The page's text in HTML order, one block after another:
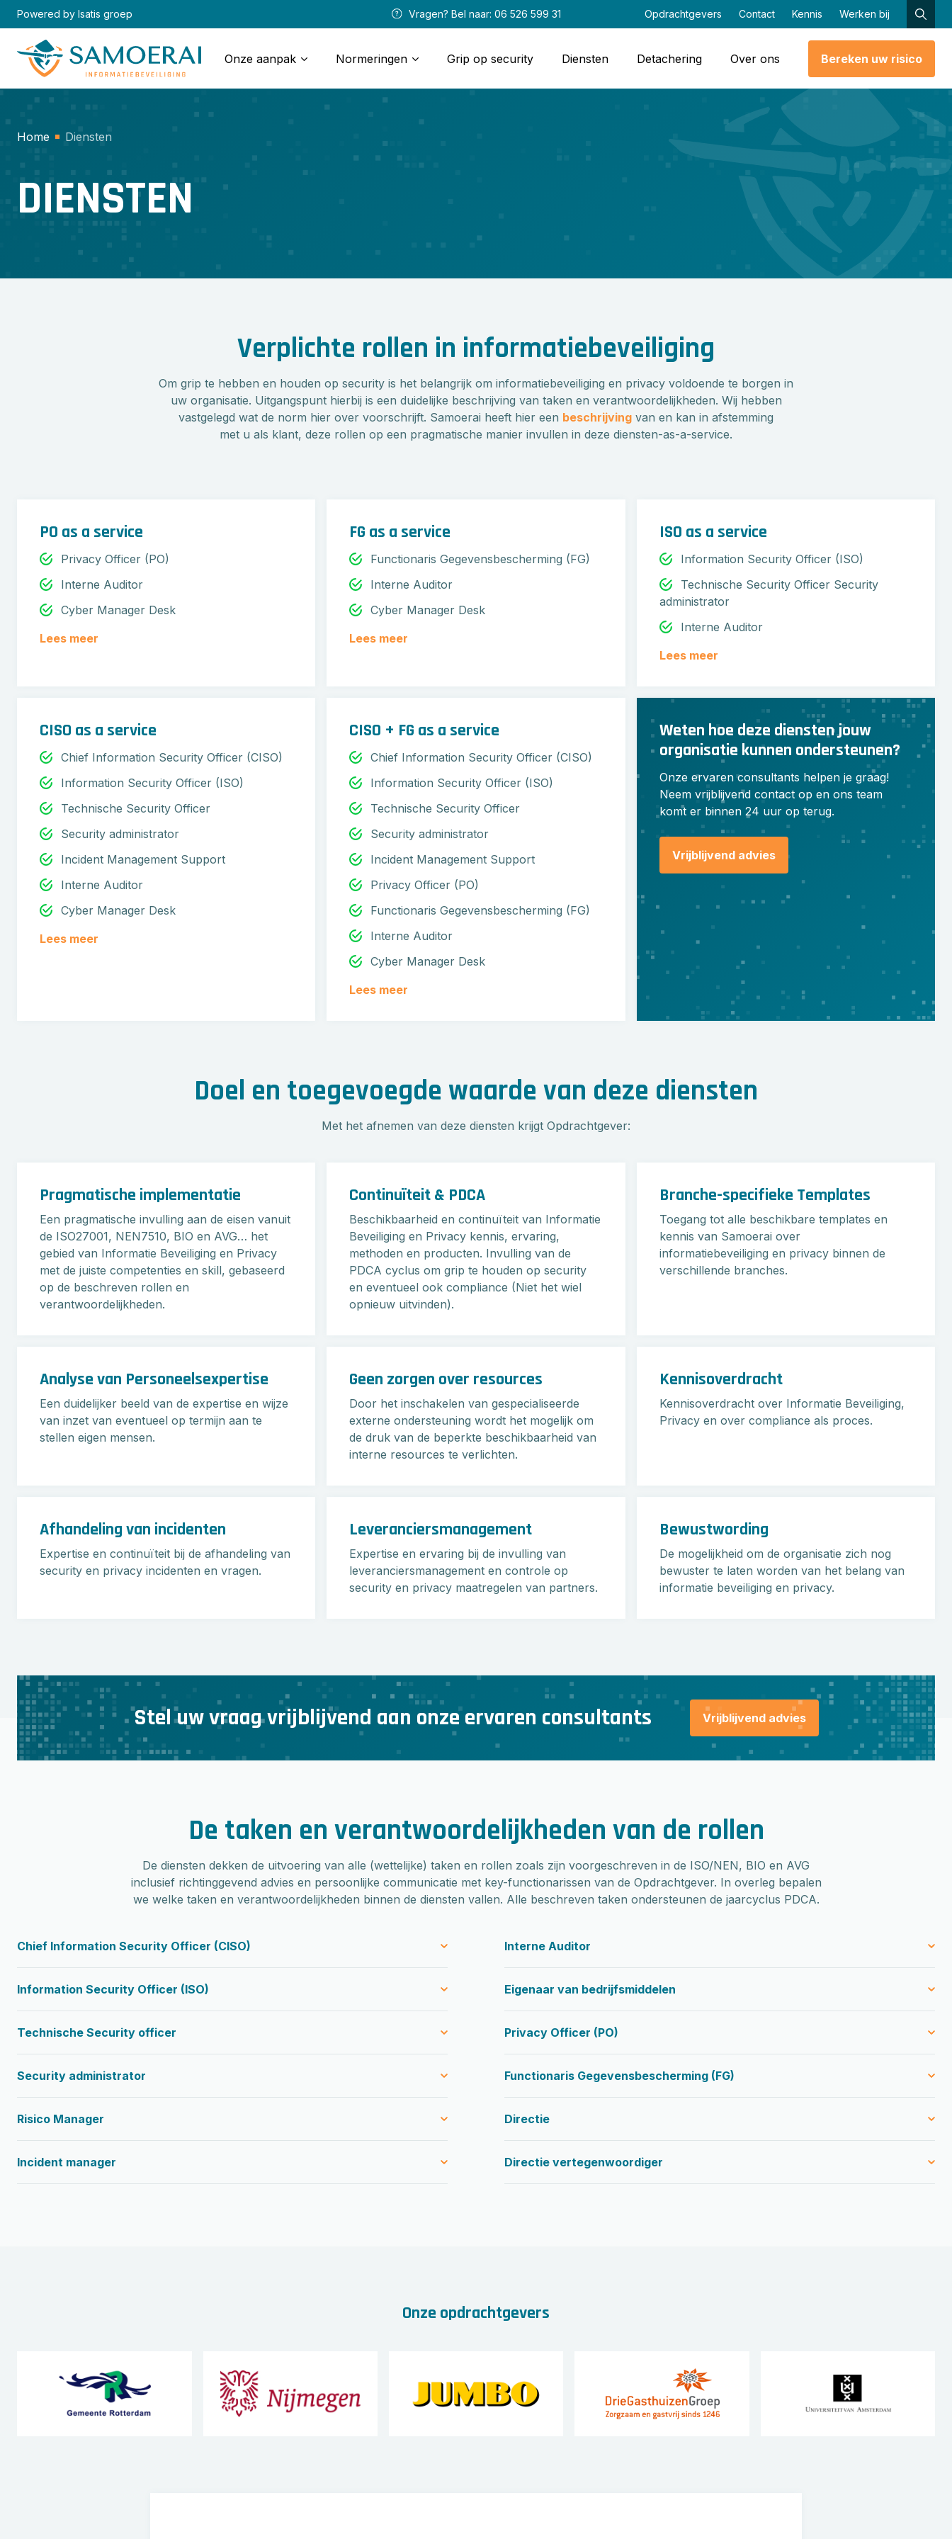
Skip
to
content
Powered by Isatis groep Vragen? Bel naar: 06 526 599 31 Opdrachtgevers Contact Kennis Werken bij
Onze aanpak Normeringen Grip op security Diensten Detachering Over ons Bereken uw risico
Home Diensten
DIENSTEN
Verplichte rollen in informatiebeveiliging
Om grip te hebben en houden op security is het belangrijk om informatiebeveiliging en privacy voldoende te borgen in
uw organisatie. Uitgangspunt hierbij is een duidelijke beschrijving van taken en verantwoordelijkheden. Wij hebben
vastgelegd wat de norm hier over voorschrijft. Samoerai heeft hier een beschrijving van en kan in afstemming
met u als klant, deze rollen op een pragmatische manier invullen in deze diensten-as-a-service.
PO as a service
Privacy Officer (PO)
Interne Auditor
Cyber Manager Desk
Lees meer
FG as a service
Functionaris Gegevensbescherming (FG)
Interne Auditor
Cyber Manager Desk
Lees meer
ISO as a service
Information Security Officer (ISO)
Technische Security Officer Security
administrator
Interne Auditor
Lees meer
CISO as a service
Chief Information Security Officer (CISO)
Information Security Officer (ISO)
Technische Security Officer
Security administrator
Incident Management Support
Interne Auditor
Cyber Manager Desk
Lees meer
CISO + FG as a service
Chief Information Security Officer (CISO)
Information Security Officer (ISO)
Technische Security Officer
Security administrator
Incident Management Support
Privacy Officer (PO)
Functionaris Gegevensbescherming (FG)
Interne Auditor
Cyber Manager Desk
Lees meer
Weten hoe deze diensten jouw
organisatie kunnen ondersteunen?
Onze ervaren consultants helpen je graag!
Neem vrijblijvend contact op en ons team
komt er binnen 24 uur op terug.
Vrijblijvend advies
Doel en toegevoegde waarde van deze diensten
Met het afnemen van deze diensten krijgt Opdrachtgever:
Pragmatische implementatie
Een pragmatische invulling aan de eisen vanuit
de ISO27001, NEN7510, BIO en AVG… het
gebied van Informatie Beveiliging en Privacy
met de juiste competenties en skill, gebaseerd
op de beschreven rollen en
verantwoordelijkheden.
Continuïteit & PDCA
Beschikbaarheid en continuïteit van Informatie
Beveiliging en Privacy kennis, ervaring,
methoden en producten. Invulling van de
PDCA cyclus om grip te houden op security
en eventueel ook compliance (Niet het wiel
opnieuw uitvinden).
Branche-specifieke Templates
Toegang tot alle beschikbare templates en
kennis van Samoerai over
informatiebeveiliging en privacy binnen de
verschillende branches.
Analyse van Personeelsexpertise
Een duidelijker beeld van de expertise en wijze
van inzet van eventueel op termijn aan te
stellen eigen mensen.
Geen zorgen over resources
Door het inschakelen van gespecialiseerde
externe ondersteuning wordt het mogelijk om
de druk van de beperkte beschikbaarheid van
interne resources te verlichten.
Kennisoverdracht
Kennisoverdracht over Informatie Beveiliging,
Privacy en over compliance als proces.
Afhandeling van incidenten
Expertise en continuïteit bij de afhandeling van
security en privacy incidenten en vragen.
Leveranciersmanagement
Expertise en ervaring bij de invulling van
leveranciersmanagement en controle op
security en privacy maatregelen van partners.
Bewustwording
De mogelijkheid om de organisatie zich nog
bewuster te laten worden van het belang van
informatie beveiliging en privacy.
Stel uw vraag vrijblijvend aan onze ervaren consultants Vrijblijvend advies
De taken en verantwoordelijkheden van de rollen
De diensten dekken de uitvoering van alle (wettelijke) taken en rollen zoals zijn voorgeschreven in de ISO/NEN, BIO en AVG
inclusief richtinggevend advies en persoonlijke communicatie met key-functionarissen van de Opdrachtgever. In overleg bepalen
we welke taken en verantwoordelijkheden binnen de diensten vallen. Alle beschreven taken ondersteunen de jaarcyclus PDCA.
Chief Information Security Officer (CISO)
Information Security Officer (ISO)
Technische Security officer
Security administrator
Risico Manager
Incident manager
Interne Auditor
Eigenaar van bedrijfsmiddelen
Privacy Officer (PO)
Functionaris Gegevensbescherming (FG)
Directie
Directie vertegenwoordiger
Onze opdrachtgevers